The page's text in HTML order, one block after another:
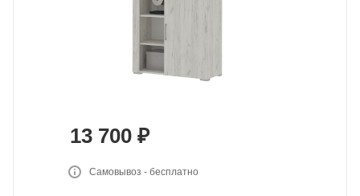
13 700 ₽
Самовывоз - бесплатно